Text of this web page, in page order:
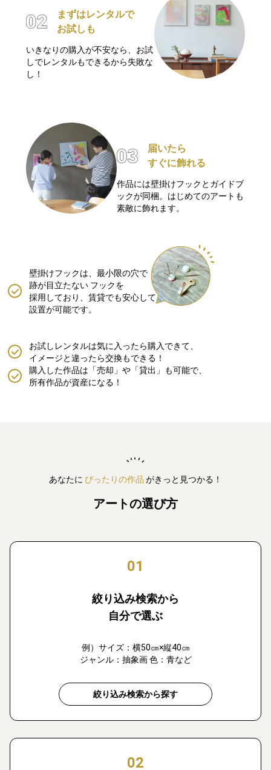
まずはレンタルで
お試しも
いきなりの購入が不安なら、お試
しでレンタルもできるから失敗な
し！
届いたら
すぐに飾れる
作品には壁掛けフックとガイドブ
ックが同梱。はじめてのアートも
素敵に飾れます。
壁掛けフックは、最小限の穴で
跡が目立たない フックを
採用しており、賃貸でも安心して
設置が可能です。
購入した作品は「売却」や「貸出」も可能で、
所有作品が資産になる！
お試しレンタルは気に入ったら購入できて、
イメージと違ったら交換もできる！
あなたに ぴったりの作品 がきっと見つかる！
アートの選び方
01
絞り込み検索から
自分で選ぶ
例）サイズ：横50㎝×縦40㎝
ジャンル：抽象画 色：青など
絞り込み検索から探す
02